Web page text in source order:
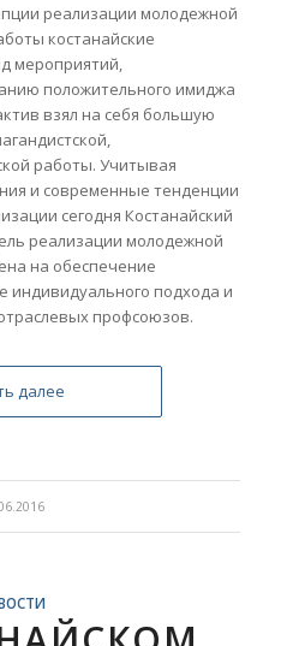
реализации молодежной
костанайские
мероприятий,
положительного имиджа
взял на себя большую
работы. Учитывая
и современные тенденции
сегодня Костанайский
реализации молодежной
на обеспечение
индивидуального подхода и
профсоюзов.
далее